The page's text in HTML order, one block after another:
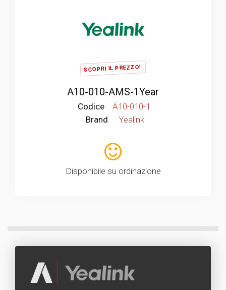
SCOPRI IL PREZZO!
A10-010-AMS-1Year
Codice
A10-010-1
Brand
Yealink
Disponibile su ordinazione